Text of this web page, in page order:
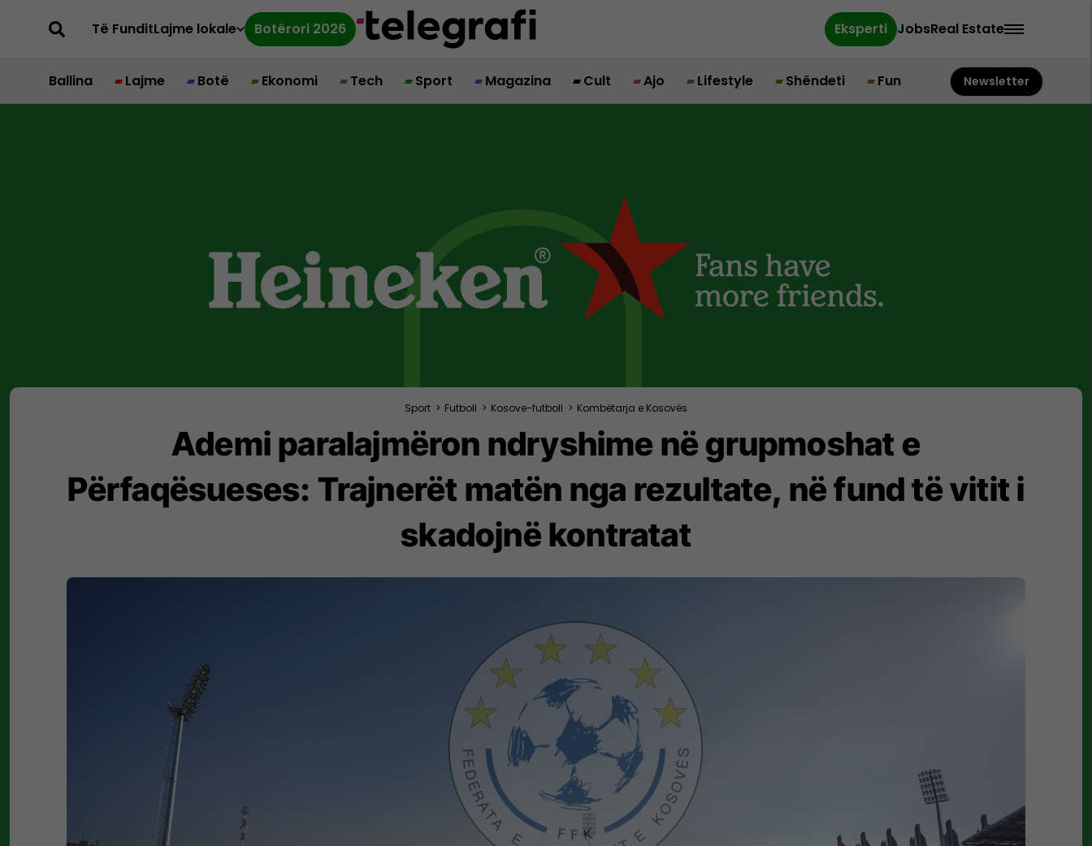
Të FunditLajme lokale Botërori 2026 Eksperti JobsReal Estate
Ballina Lajme Botë Ekonomi Tech Sport Magazina Cult Ajo Lifestyle Shëndeti Fun Newsletter
Sport > Futboll > Kosove-futboll > Kombëtarja e Kosovës
Ademi paralajmëron ndryshime në grupmoshat e
Përfaqësueses: Trajnerët matën nga rezultate, në fund të vitit i
skadojnë kontratat